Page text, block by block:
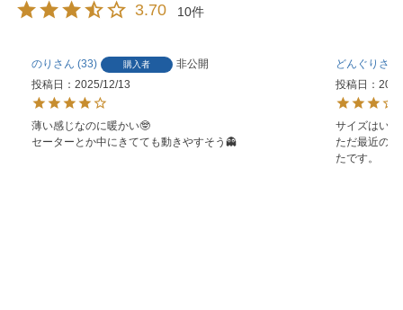
3.70 10
のり 33 購入者
非公開
投稿日
2025/12/13
薄い感じなのに暖かい🤓
セーターとか中にきてても動きやすそう👻
どんぐり
投稿日
サイズはい
ただ最近の
たです。